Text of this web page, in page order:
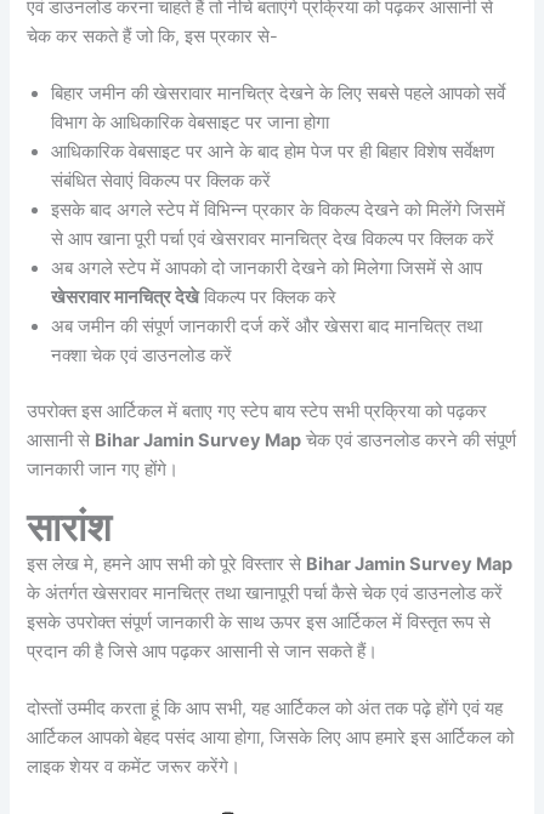
एवं डाउनलोड करना चाहते हैं तो नीचे बताएंगे प्रक्रिया को पढ़कर आसानी से
चेक कर सकते हैं जो कि, इस प्रकार से-
बिहार जमीन की खेसरावार मानचित्र देखने के लिए सबसे पहले आपको सर्वे
विभाग के आधिकारिक वेबसाइट पर जाना होगा
आधिकारिक वेबसाइट पर आने के बाद होम पेज पर ही बिहार विशेष सर्वेक्षण
संबंधित सेवाएं विकल्प पर क्लिक करें
इसके बाद अगले स्टेप में विभिन्न प्रकार के विकल्प देखने को मिलेंगे जिसमें
से आप खाना पूरी पर्चा एवं खेसरावर मानचित्र देख विकल्प पर क्लिक करें
अब अगले स्टेप में आपको दो जानकारी देखने को मिलेगा जिसमें से आप
खेसरावार मानचित्र देखेविकल्प पर क्लिक करे
अब जमीन की संपूर्ण जानकारी दर्ज करें और खेसरा बाद मानचित्र तथा
नक्शा चेक एवं डाउनलोड करें
उपरोक्त इस आर्टिकल में बताए गए स्टेप बाय स्टेप सभी प्रक्रिया को पढ़कर
आसानी से Bihar Jamin Survey Map चेक एवं डाउनलोड करने की संपूर्ण
जानकारी जान गए होंगे।
सारांश
इस लेख मे, हमने आप सभी को पूरे विस्तार से Bihar Jamin Survey Map
के अंतर्गत खेसरावर मानचित्र तथा खानापूरी पर्चा कैसे चेक एवं डाउनलोड करें
इसके उपरोक्त संपूर्ण जानकारी के साथ ऊपर इस आर्टिकल में विस्तृत रूप से
प्रदान की है जिसे आप पढ़कर आसानी से जान सकते हैं।
दोस्तों उम्मीद करता हूं कि आप सभी, यह आर्टिकल को अंत तक पढ़े होंगे एवं यह
आर्टिकल आपको बेहद पसंद आया होगा, जिसके लिए आप हमारे इस आर्टिकल को
लाइक शेयर व कमेंट जरूर करेंगे।